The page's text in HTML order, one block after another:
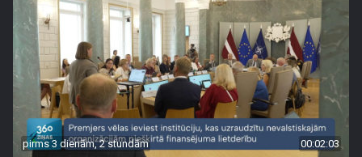
pirms 3 dienām, 2 stundām 00:02:03